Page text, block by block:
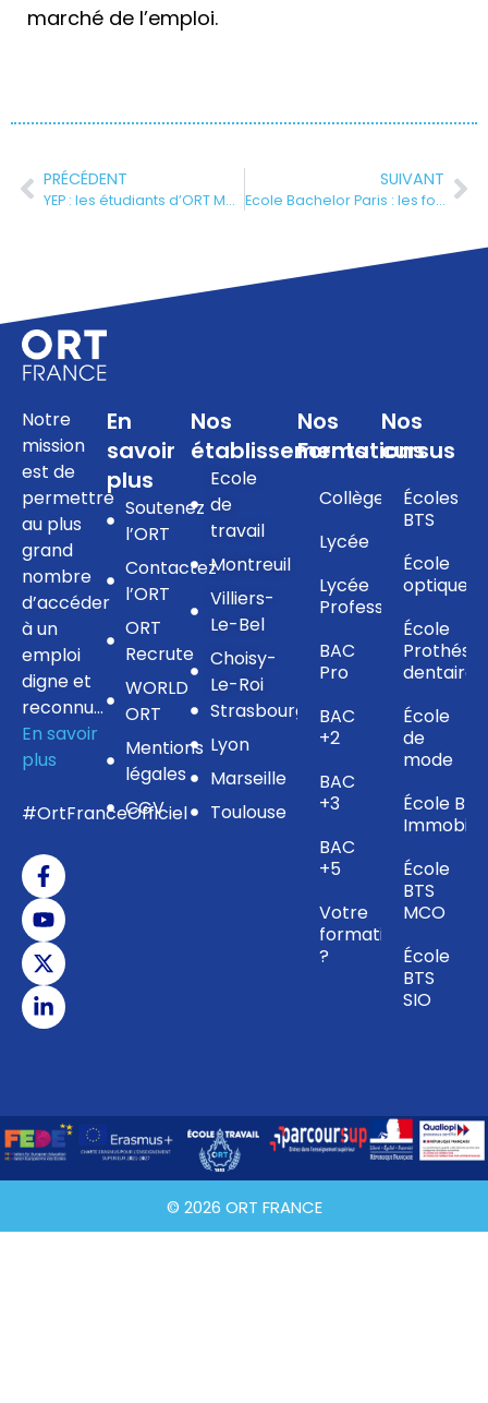
marché de l’emploi.
PRÉCÉDENT
YEP : les étudiants d’ORT Montreuil relèvent le défi de l’entrepreneuriat international
SUIVANT
Ecole Bachelor Paris : les formations Bac+3 de l’ORT à Paris
Notre
mission
est de
permettre
au plus
grand
nombre
d’accéder
à un
emploi
digne et
reconnu…
En savoir
plus
#OrtFranceOfficiel
En
savoir
plus
Soutenez
l’ORT
Contactez
l’ORT
ORT
Recrute
WORLD
ORT
Mentions
légales
CGV
Nos
établissements
Ecole
de
travail
Montreuil
Villiers-
Le-Bel
Choisy-
Le-Roi
Strasbourg
Lyon
Marseille
Toulouse
Nos
Formations
Collège
Lycée
Lycée
Professionnel
BAC
Pro
BAC
+2
BAC
+3
BAC
+5
Votre
formation
?
Nos
cursus
Écoles
BTS
École
optique
École
dentaire
École
de
mode
École BTS
École
BTS
MCO
École
BTS
SIO
© 2026 ORT FRANCE